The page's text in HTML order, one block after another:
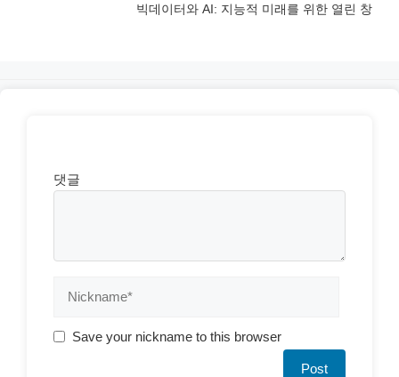
빅데이터와 AI: 지능적 미래를 위한 열린 창
댓글
Save your nickname to this browser